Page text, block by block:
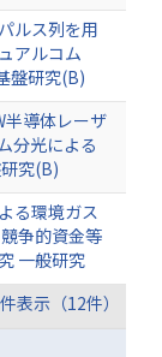
ルス列を用
アルコム
盤研究(B)
半導体レーザ
分光による
究(B)
る環境ガス
争的資金等
一般研究
表示（12件）